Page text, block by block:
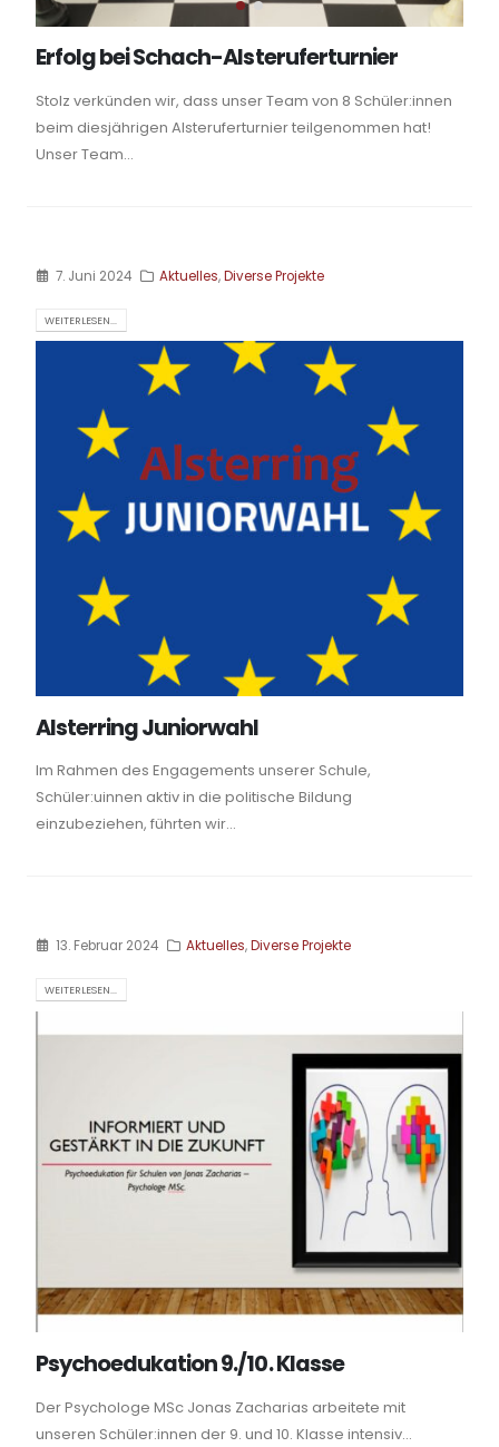
Erfolg bei Schach-Alsteruferturnier
Stolz verkünden wir, dass unser Team von 8 Schüler:innen
beim diesjährigen Alsteruferturnier teilgenommen hat!
Unser Team...
7. Juni 2024 Aktuelles,Diverse Projekte
WEITERLESEN...
Alsterring Juniorwahl
Im Rahmen des Engagements unserer Schule,
Schüler:uinnen aktiv in die politische Bildung
einzubeziehen, führten wir...
13. Februar 2024 Aktuelles,Diverse Projekte
WEITERLESEN...
Psychoedukation 9./10. Klasse
Der Psychologe MSc Jonas Zacharias arbeitete mit
unseren Schüler:innen der 9. und 10. Klasse intensiv...